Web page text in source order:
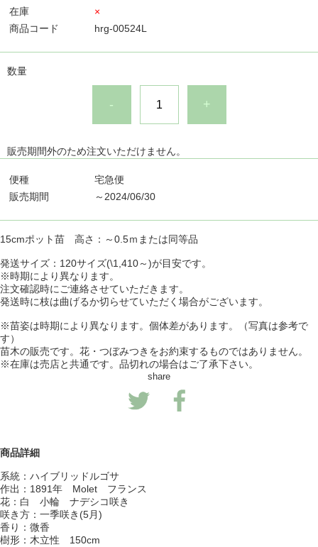
在庫
×
商品コード
hrg-00524L
数量
- +
販売期間外のため注文いただけません。
便種
宅急便
販売期間
～2024/06/30
15cmポット苗 高さ：～0.5ｍまたは同等品
発送サイズ：120サイズ(\1,410～)が目安です。
※時期により異なります。
注文確認時にご連絡させていただきます。
発送時に枝は曲げるか切らせていただく場合がございます。
※苗姿は時期により異なります。個体差があります。（写真は参考で
す）
苗木の販売です。花・つぼみつきをお約束するものではありません。
※在庫は売店と共通です。品切れの場合はご了承下さい。
share
商品詳細
系統：ハイブリッドルゴサ
作出：1891年 Molet フランス
花：白 小輪 ナデシコ咲き
咲き方：一季咲き(5月)
香り：微香
樹形：木立性 150cm